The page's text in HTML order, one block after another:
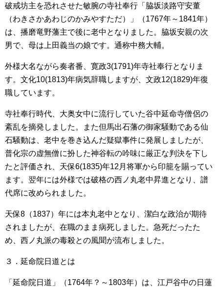
破戒坊主を恐れさせた敏腕の寺社奉行「脇坂淡路守安董
（わきさかあわじのかみやすただ）」（1767年～1841年）
は、播磨竜野藩主で後に老中となりました。脇坂安親の次
男で、母は上田義当の娘です。通称中務大輔。
外様大名ながら奏者番、寛政3(1791)年寺社奉行となりま
す。文化10(1813)年病気辞職しますが、文政12(1829)年復
職しています。
寺社奉行時代、大奥女中に流行していた谷中延命寺僧侶の
紊乱を摘発しました。また但馬出石藩の御家騒動である仙
石騒動は、老中を巻き込んだ疑獄事件に発展しましたが、
普化宗の虚無僧に扮した神谷転の吟味に厳正な判決を下し
たと評価され、天保6(1835)年12月将軍から印籠を賜ってい
ます。翌年には外様では破格の西ノ丸老中昇進となり、譜
代席に改められました。
天保8（1837）年には本丸老中となり、潔白な政治が期待
されましたが、在職のまま病死しました。急死だったた
め、西ノ丸派の毒殺との風聞が流布しました。
３．延命院日道とは
「延命院日道」（1764年？～1803年）は、江戸谷中の日蓮